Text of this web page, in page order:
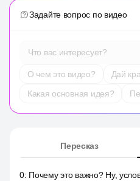
Задайте вопрос по видео
Что вас интересует?
О чем это видео?
Дай
Какая основная идея?
Пересказ
0: Почему это важно? Ну,